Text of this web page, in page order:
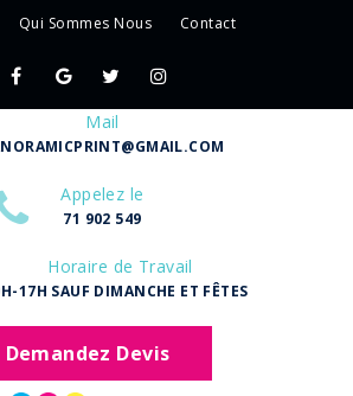
Qui Sommes Nous Contact
Mail
Appelez le
71 902 549
Horaire de Travail
17H SAUF DIMANCHE ET FÊTES
Demandez Devis